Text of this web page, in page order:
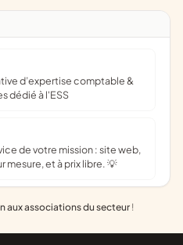
dédié à l'ESS
et à prix libre. 💡
aux associations du secteur !